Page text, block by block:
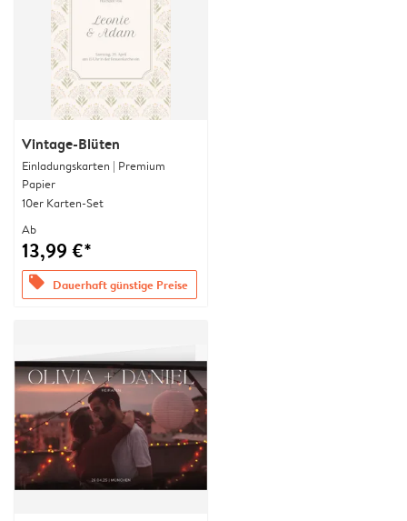
Vintage-Blüten
Einladungskarten | Premium
Papier
10er Karten-Set
Ab
13,99 €*
offers Dauerhaft günstige Preise